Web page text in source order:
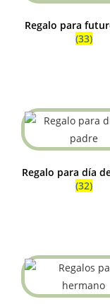
Regalo para
(33)
Regalo para día
(32)